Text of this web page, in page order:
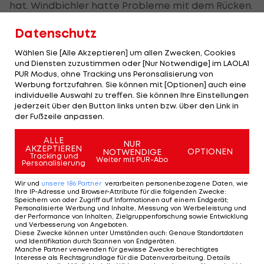
hat. Windbichler hatte Probleme mit dem Rücken.
Länderspiel inNorwegen
Wir können es einfach nicht riskieren, diese
Spieler für den Herbst zu verlieren", erklärte
Kühbauer.
Eines wolle er aber betont wissen: "Das ist keine
einspringen, zu denen ich aber ebenso das vollste
Vertrauen habe." Offen ist dahingehend natürlich
auch, ob Sparta nicht ebenso Spieler schont.
In der Meisterschaft durften beide Mannschaften
zuletzt feiern.
Admira stärker als Sparta
Während Sparta am Sonntag beim 2:1 gegen das
Datenschutz
Wählen Sie [Alle Akzeptieren] um allen Zwecken, Cookies
und Diensten zuzustimmen oder [Nur Notwendige] im LAOLA1
PUR Modus, ohne Tracking uns Peronsalisierung von
Werbung fortzufahren. Sie können mit [Optionen] auch eine
individuelle Auswahl zu treffen. Sie können Ihre Einstellungen
jederzeit über den Button links unten bzw. über den Link in
der Fußzeile anpassen.
ALLE
AKZEPTIEREN
Tracking und
Personalisierung
NUR
NOTWENDIGE
Weiter mit PUR-Abo
OPTIONEN
Wir und unsere 186 Partner verarbeiten personenbezogene Daten, wie
Ihre IP-Adresse und Browser-Attribute für die folgenden Zwecke:
Speichern von oder Zugriff auf Informationen auf einem Endgerät;
Personalisierte Werbung und Inhalte, Messung von Werbeleistung und
der Performance von Inhalten, Zielgruppenforschung sowie Entwicklung
und Verbesserung von Angeboten.
Diese Zwecke können unter Umständen auch: Genaue Standortdaten
und Identifikation durch Scannen von Endgeräten.
Manche Partner verwenden für gewisse Zwecke berechtigtes
Interesse als Rechtsgrundlage für die Datenverarbeitung. Details